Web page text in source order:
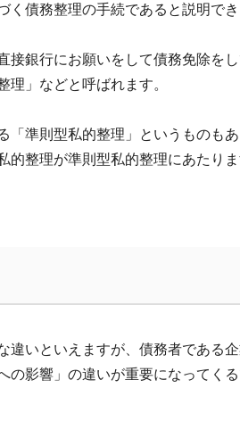
く債務整理の手続であると説明でき
銀行にお願いをして債務免除を
」などと呼ばれます。
「準則型私的整理」というものも
整理が準則型私的整理にあたりま
いといえますが、債務者である
影響」の違いが重要になってく